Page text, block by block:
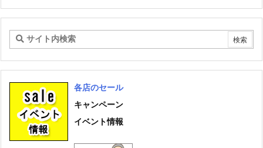
イ
各店のセール
キャンペーン
イベント情報